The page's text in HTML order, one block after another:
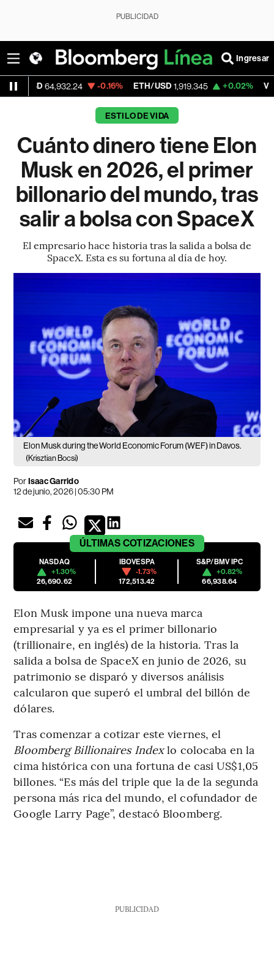
PUBLICIDAD
Ingresar
64,932.24 -0.16% ETH/USD 1,919.345 +0.02% Visa 362.50
ESTILO DE VIDA
Cuánto dinero tiene Elon
Musk en 2026, el primer
billonario del mundo, tras
salir a bolsa con SpaceX
El empresario hace historia tras la salida a bolsa de
SpaceX. Esta es su fortuna al día de hoy.
Elon Musk during the World Economic Forum (WEF) in Davos.
(Krisztian Bocsi)
PorIsaac Garrido
12 de junio, 2026 | 05:30 PM
ÚLTIMAS COTIZACIONES
NASDAQ
+1.30%
26,690.62
IBOVESPA
-1.73%
172,513.42
S&P/BMV IPC
+0.82%
66,938.64
Elon Musk impone una nueva marca
empresarial y ya es el primer billonario
(trillionaire, en inglés) de la historia. Tras la
salida a bolsa de SpaceX en junio de 2026, su
patrimonio se disparó y diversos análisis
calcularon que superó el umbral del billón de
dólares.
Tras comenzar a cotizar este viernes, el
Bloomberg Billionaires Indexlo colocaba en la
cima histórica con una fortuna de casi US$1,05
billones. “Es más del triple que la de la segunda
persona más rica del mundo, el cofundador de
Google Larry Page”, destacó Bloomberg.
PUBLICIDAD